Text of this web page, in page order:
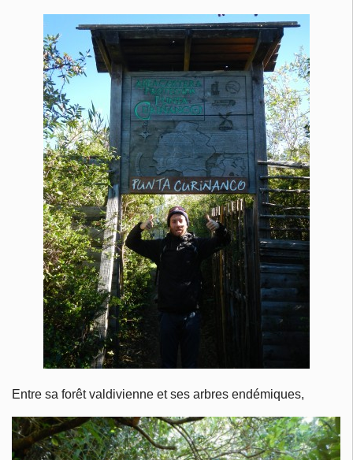
Entre sa forêt valdivienne et ses arbres endémiques,